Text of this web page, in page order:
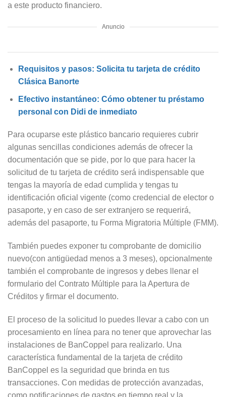
a este producto financiero.
Anuncio
Requisitos y pasos: Solicita tu tarjeta de crédito
Clásica Banorte
Efectivo instantáneo: Cómo obtener tu préstamo
personal con Didi de inmediato
Para ocuparse este plástico bancario requieres cubrir
algunas sencillas condiciones además de ofrecer la
documentación que se pide, por lo que para hacer la
solicitud de tu tarjeta de crédito será indispensable que
tengas la mayoría de edad cumplida y tengas tu
identificación oficial vigente (como credencial de elector o
pasaporte, y en caso de ser extranjero se requerirá,
además del pasaporte, tu Forma Migratoria Múltiple (FMM).
También puedes exponer tu comprobante de domicilio
nuevo(con antigüedad menos a 3 meses), opcionalmente
también el comprobante de ingresos y debes llenar el
formulario del Contrato Múltiple para la Apertura de
Créditos y firmar el documento.
El proceso de la solicitud lo puedes llevar a cabo con un
procesamiento en línea para no tener que aprovechar las
instalaciones de BanCoppel para realizarlo. Una
característica fundamental de la tarjeta de crédito
BanCoppel es la seguridad que brinda en tus
transacciones. Con medidas de protección avanzadas,
como notificaciones de gastos en tiempo real y la